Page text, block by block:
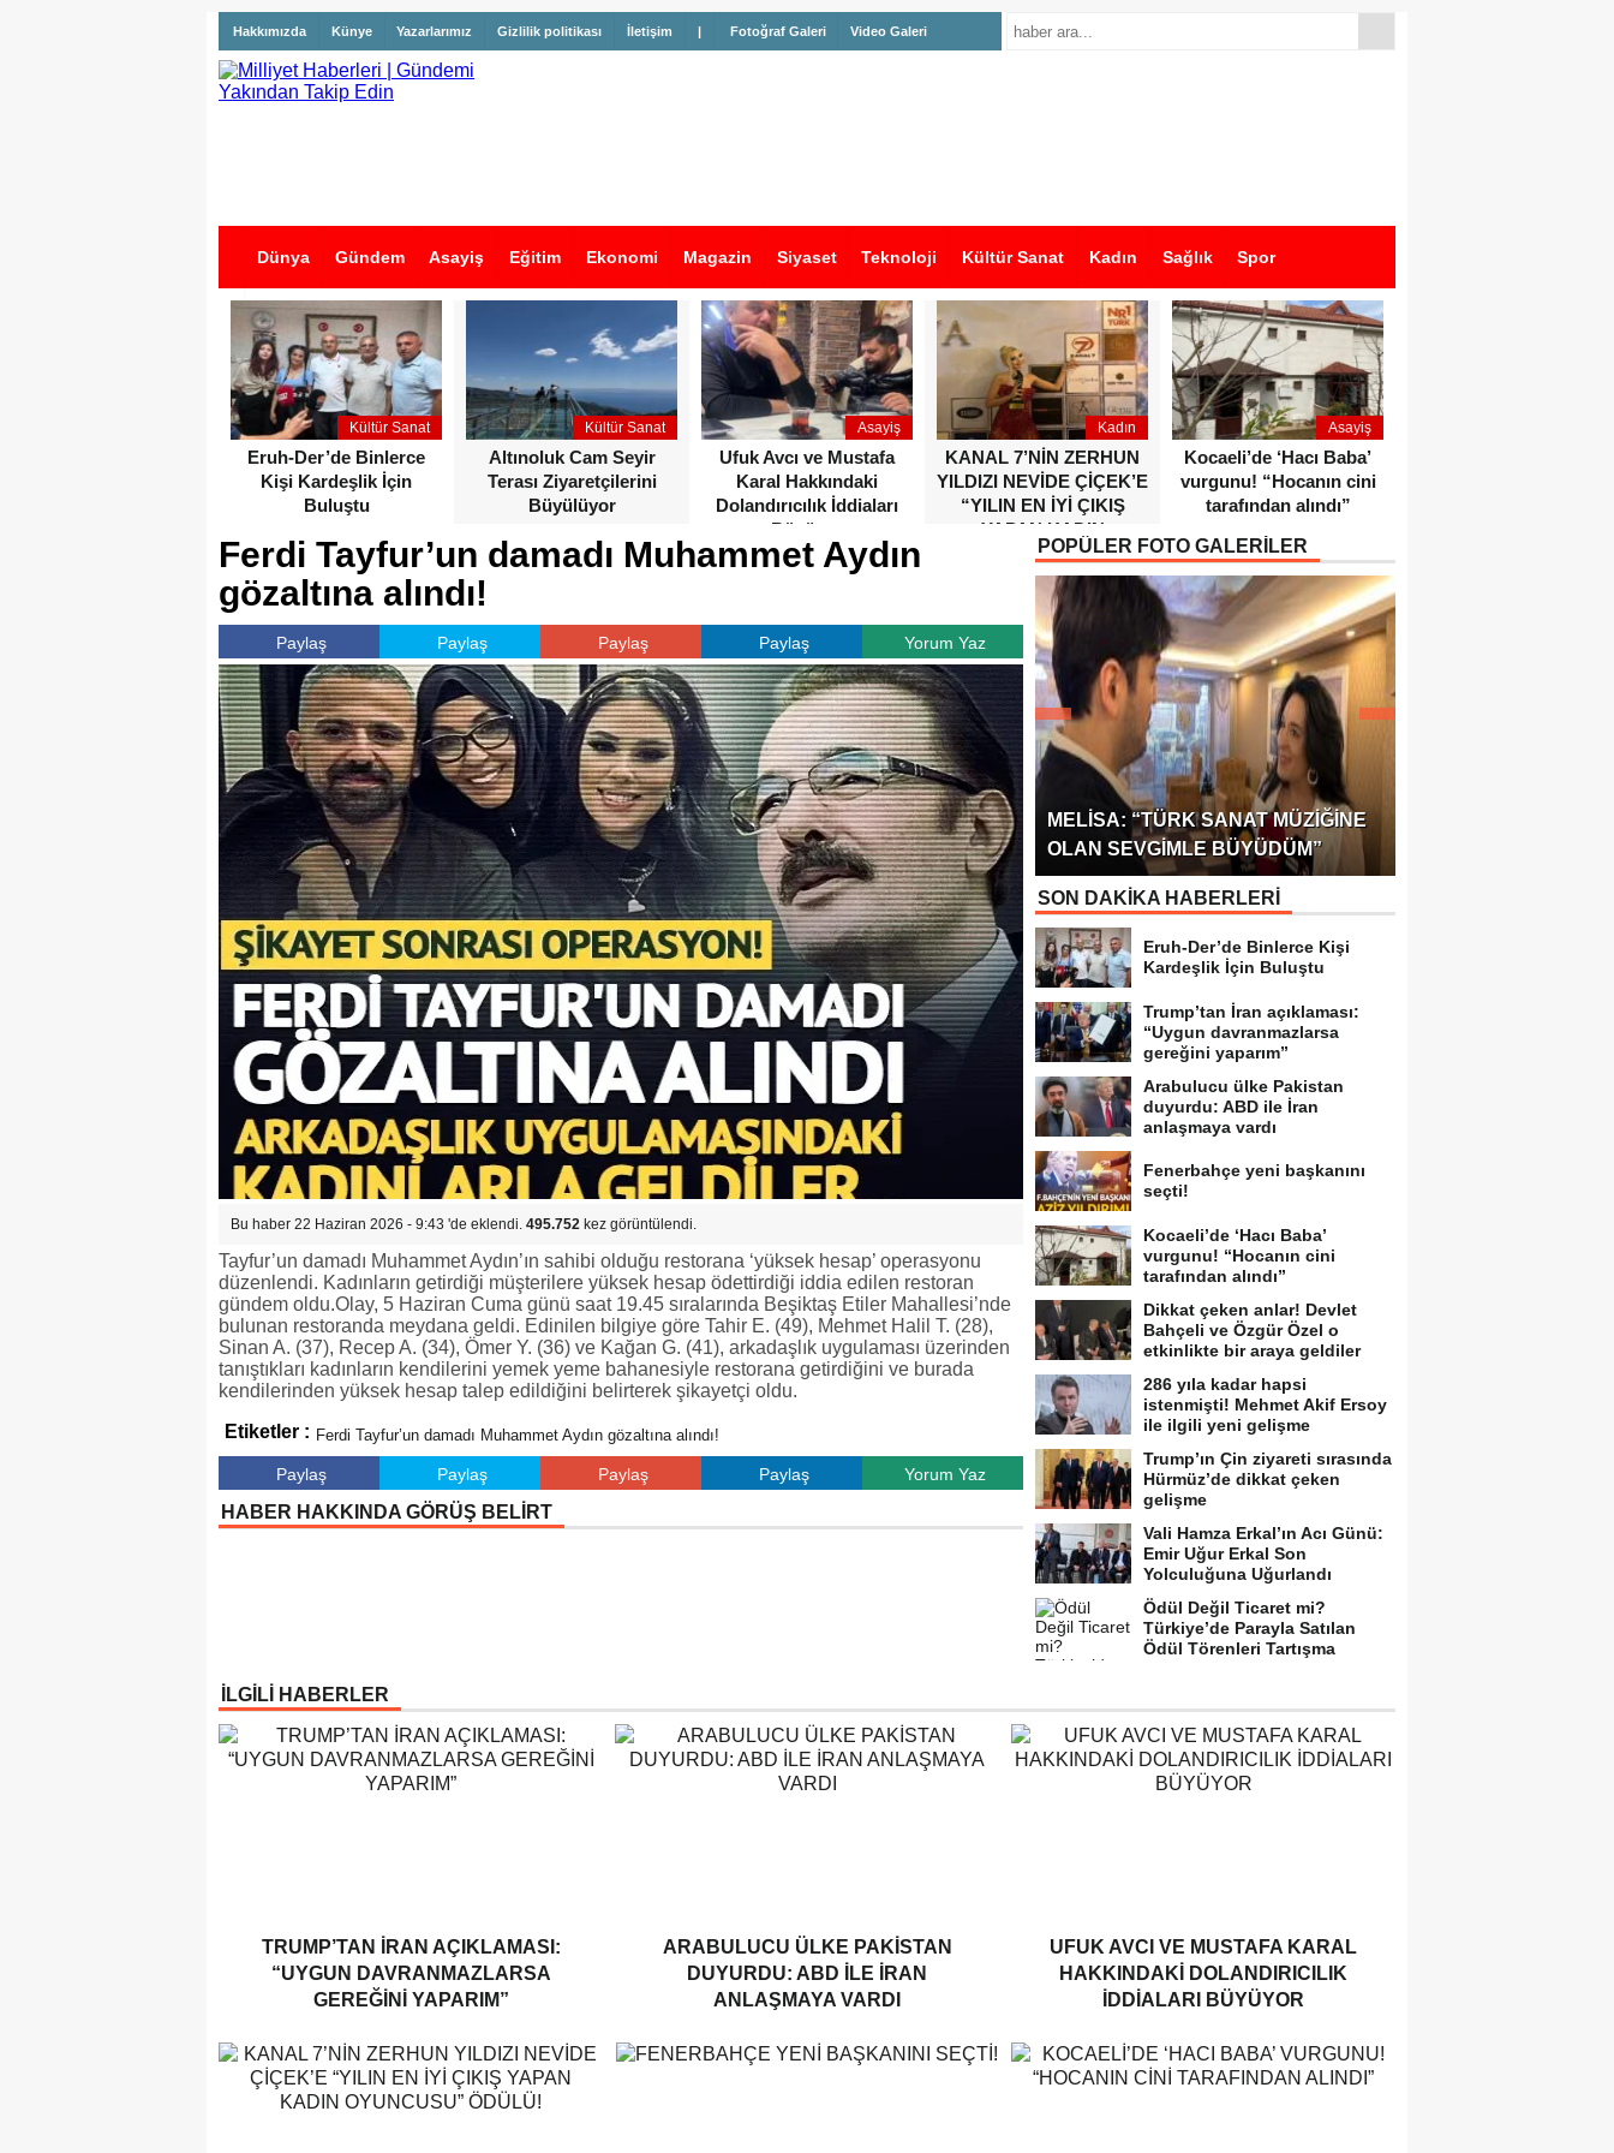
Hakkımızda Künye Yazarlarımız Gizlilik politikası İletişim | Fotoğraf Galeri Video Galeri
Dünya Gündem Asayiş Eğitim Ekonomi Magazin Siyaset Teknoloji Kültür Sanat Kadın Sağlık Spor
İş İlanları
Kültür Sanat
Eruh-Der’de Binlerce
Kişi Kardeşlik İçin
Buluştu
Kültür Sanat
Altınoluk Cam Seyir
Terası Ziyaretçilerini
Büyülüyor
Asayiş
Ufuk Avcı ve Mustafa
Karal Hakkındaki
Dolandırıcılık İddiaları
Büyüyor
Kadın
KANAL 7’NİN ZERHUN
YILDIZI NEVİDE ÇİÇEK’E
“YILIN EN İYİ ÇIKIŞ
YAPAN KADIN
OYUNCUSU” ÖDÜLÜ!
Asayiş
Kocaeli’de ‘Hacı Baba’
vurgunu! “Hocanın cini
tarafından alındı”
Ferdi Tayfur’un damadı Muhammet Aydın
gözaltına alındı!
Paylaş Paylaş Paylaş Paylaş Yorum Yaz
Bu haber 22 Haziran 2026 - 9:43 'de eklendi. 495.752 kez görüntülendi.
Tayfur’un damadı Muhammet Aydın’ın sahibi olduğu restorana ‘yüksek hesap’ operasyonu
düzenlendi. Kadınların getirdiği müşterilere yüksek hesap ödettirdiği iddia edilen restoran
gündem oldu.Olay, 5 Haziran Cuma günü saat 19.45 sıralarında Beşiktaş Etiler Mahallesi’nde
bulunan restoranda meydana geldi. Edinilen bilgiye göre Tahir E. (49), Mehmet Halil T. (28),
Sinan A. (37), Recep A. (34), Ömer Y. (36) ve Kağan G. (41), arkadaşlık uygulaması üzerinden
tanıştıkları kadınların kendilerini yemek yeme bahanesiyle restorana getirdiğini ve burada
kendilerinden yüksek hesap talep edildiğini belirterek şikayetçi oldu.
Etiketler : Ferdi Tayfur’un damadı Muhammet Aydın gözaltına alındı!
Paylaş Paylaş Paylaş Paylaş Yorum Yaz
HABER HAKKINDA GÖRÜŞ BELİRT
POPÜLER FOTO GALERİLER
MELISA: “TÜRK SANAT MÜZIĞINE
OLAN SEVGIMLE BÜYÜDÜM”
SON DAKİKA HABERLERİ
Eruh-Der’de Binlerce Kişi
Kardeşlik İçin Buluştu
Trump’tan İran açıklaması:
“Uygun davranmazlarsa
gereğini yaparım”
Arabulucu ülke Pakistan
duyurdu: ABD ile İran
anlaşmaya vardı
Fenerbahçe yeni başkanını
seçti!
Kocaeli’de ‘Hacı Baba’
vurgunu! “Hocanın cini
tarafından alındı”
Dikkat çeken anlar! Devlet
Bahçeli ve Özgür Özel o
etkinlikte bir araya geldiler
286 yıla kadar hapsi
istenmişti! Mehmet Akif Ersoy
ile ilgili yeni gelişme
Trump’ın Çin ziyareti sırasında
Hürmüz’de dikkat çeken
gelişme
Vali Hamza Erkal’ın Acı Günü:
Emir Uğur Erkal Son
Yolculuğuna Uğurlandı
Ödül Değil Ticaret mi?
Türkiye’de Parayla Satılan
Ödül Törenleri Tartışma
İLGİLİ HABERLER
TRUMP’TAN İRAN AÇIKLAMASI:
“UYGUN DAVRANMAZLARSA
GEREĞINI YAPARIM”
ARABULUCU ÜLKE PAKISTAN
DUYURDU: ABD ILE İRAN
ANLAŞMAYA VARDI
UFUK AVCI VE MUSTAFA KARAL
HAKKINDAKI DOLANDIRICILIK
İDDIALARI BÜYÜYOR